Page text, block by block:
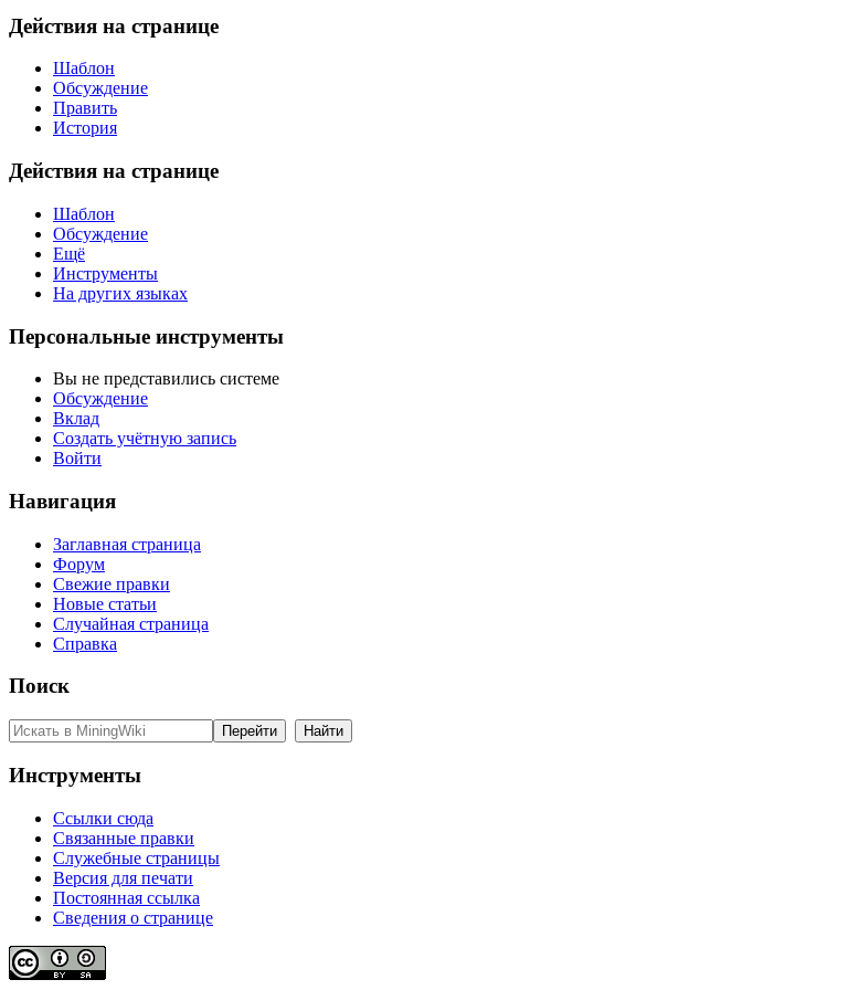
Действия на странице
Шаблон
Обсуждение
Править
История
Действия на странице
Шаблон
Обсуждение
Ещё
Инструменты
На других языках
Персональные инструменты
Вы не представились системе
Обсуждение
Вклад
Создать учётную запись
Войти
Навигация
Заглавная страница
Форум
Свежие правки
Новые статьи
Случайная страница
Справка
Поиск
Инструменты
Ссылки сюда
Связанные правки
Служебные страницы
Версия для печати
Постоянная ссылка
Сведения о странице